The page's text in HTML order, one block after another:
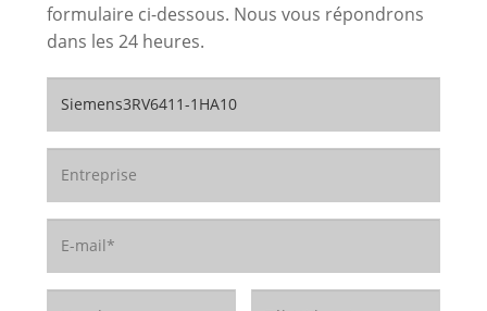
formulaire ci-dessous. Nous vous répondrons
dans les 24 heures.